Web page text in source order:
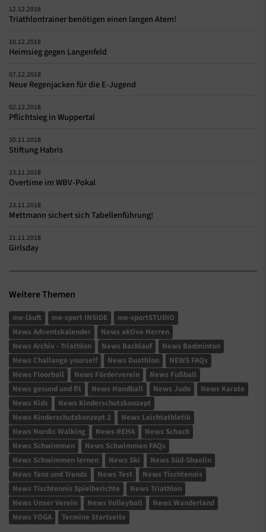
12.12.2018
Triathlontrainer benötigen einen langen Atem!
10.12.2018
Heimsieg gegen Langenfeld
07.12.2018
Neue Regenjacken für die E-Jugend
02.12.2018
Pflichtsieg in Wuppertal
30.11.2018
Stiftung Habris
23.11.2018
Overtime im WBV-Pokal
23.11.2018
Mettmann sichert sich Tabellenführung!
21.11.2018
Girlsday
Weitere Themen
me-läuft me-sport INSIDE
me-sportSTUDIO
News Adventskalender
News aktive Herren
News Archiv - Triathlon
News Bachlauf
News Badminton
News Challange yourself
News Duathlon
NEWS FAQs
News Floorball
News Förderverein
News Fußball
News gesund und fit
News Handball News Judo
News Karate
News Kids
News Kinderschutzkonzept
News Kinderschutzkonzept 2
News Leichtathletik
News Nordic Walking
News REHA
News Schach
News Schwimmen
News Schwimmen FAQs
News Schwimmen lernen
News Ski
News Süd-Shaolin
News Tanz und Trends
News Test
News Tischtennis
News Tischtennis Spielberichte
News Triathlon
News Unser Verein
News Volleyball
News Wanderland
News YOGA
Termine Startseite